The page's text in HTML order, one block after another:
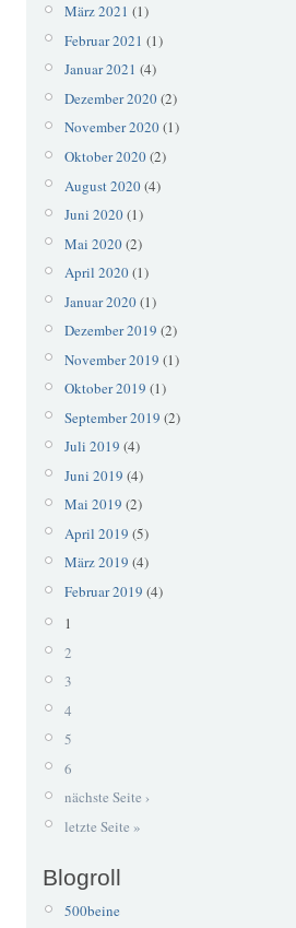
März 2021 (1)
Februar 2021 (1)
Januar 2021 (4)
Dezember 2020(2)
November 2020(1)
Oktober 2020(2)
August 2020(4)
Juni 2020(1)
Mai 2020(2)
April 2020(1)
Januar 2020(1)
Dezember 2019 (2)
November 2019 (1)
Oktober 2019 (1)
September 2019 (2)
Juli 2019 (4)
Juni 2019 (4)
Mai 2019 (2)
April 2019 (5)
März 2019 (4)
Februar 2019 (4)
1
2
3
4
5
6
nächste Seite ›
letzte Seite »
Blogroll
500beine